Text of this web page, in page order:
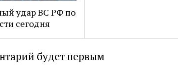
удар ВС РФ по
сегодня
будет первым